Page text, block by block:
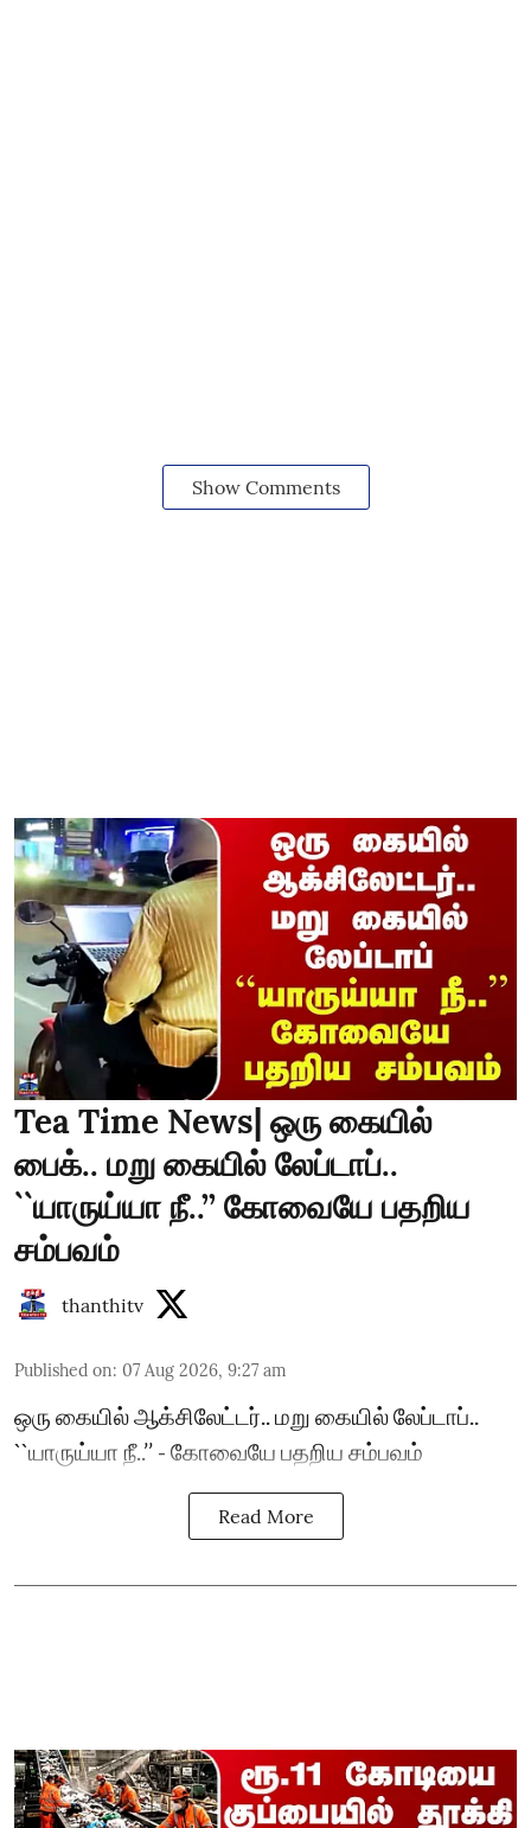
Show Comments
Tea Time News| ஒரு கையில்
பைக்.. மறு கையில் லேப்டாப்..
``யாருய்யா நீ..’’ கோவையே பதறிய
சம்பவம்
thanthitv
Published on: 07 Aug 2026, 9:27 am
ஒரு கையில் ஆக்சிலேட்டர்.. மறு கையில் லேப்டாப்..
``யாருய்யா நீ..’’ - கோவையே பதறிய சம்பவம்
Read More